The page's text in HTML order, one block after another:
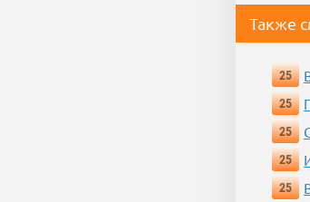
Также
25
25
25
25
25